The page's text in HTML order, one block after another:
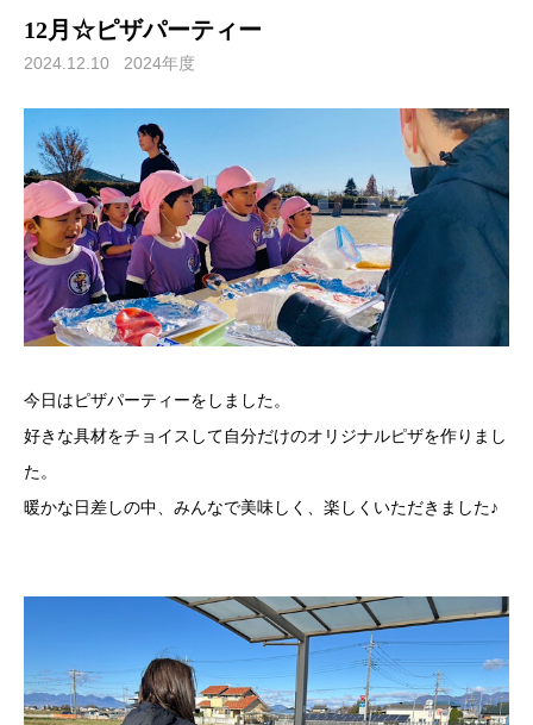
12月☆ピザパーティー
2024.12.10 2024年度
今日はピザパーティーをしました。
好きな具材をチョイスして自分だけのオリジナルピザを作りまし
た。
暖かな日差しの中、みんなで美味しく、楽しくいただきました♪